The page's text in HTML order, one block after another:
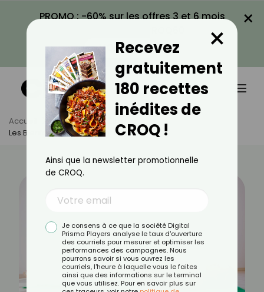
PROMO : -60% sur les offres 3 et 6 mois
VOIR LA PROMO
×
Accueil Actus
Bien-Être
Les Bienfaits De L'étirement Du Psoas
Recevez
gratuitement
180 recettes
inédites de
CROQ !
×
Ainsi que la newsletter promotionnelle
de CROQ.
Je consens à ce que la société Digital
Prisma Players analyse le taux d'ouverture
des courriels pour mesurer et optimiser les
performances des campagnes. Nous
pourrons savoir si vous ouvrez les
courriels, l'heure à laquelle vous le faites
ainsi que des informations sur le terminal
que vous utilisez. Pour en savoir plus sur